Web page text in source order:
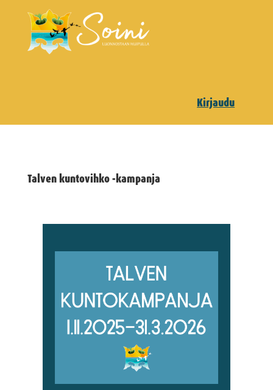
Kirjaudu
Talven kuntovihko -kampanja